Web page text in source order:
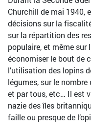
Churchill de mai 1940,
décisions sur la
sur la répartition des
populaire, et même
économiser le bout de
l'utilisation des lopins
légumes, sur le nombre
et par tous, etc… Il est
nazie des îles
faille ou presque de